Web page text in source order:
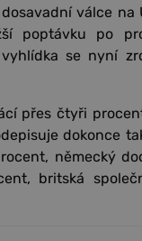
válce na
poptávku po
se nyní
přes čtyři
dokonce
německý
britská